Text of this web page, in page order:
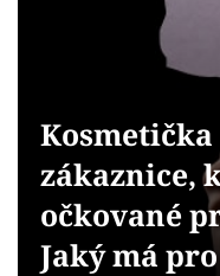
Sex a vztahy
Sledujte prima+
Přihlášení
zákaznice,
očkované
Jaký má